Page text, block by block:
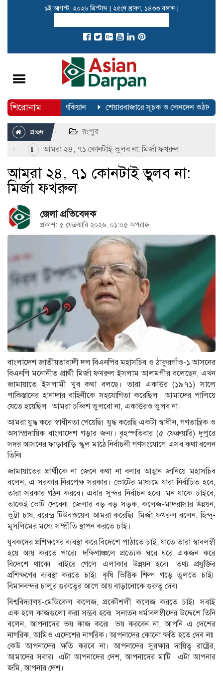
৯ই আগস্ট, ২০২৬ খ্রিস্টাব্দ | ২৫শে শ্রাবণ, ১৪৩৩ বঙ্গাব্দ |
Toggle
শিরোনাম
সময়: পেজেশকিয়ান শেয়ারবাজারে সূচক ও লেনদেন ওঠানামা
প্রচ্ছদ
রংপুর
আমরা ২৪, ৭১ কোনটাই ভুলব না: মির্জা ফখরুল
আমরা ২৪, ৭১ কোনটাই ভুলব না:
মির্জা ফখরুল
জেলা প্রতিবেদক
প্রকাশ: ৫ ফেব্রুয়ারি ২০২৬, ০১:০৫ অপরাহ্ন
বাংলাদেশ জাতীয়তাবাদী দল বিএনপির মহাসচিব ও ঠাকুরগাঁও-১ আসনের
বিএনপি মনোনীত প্রার্থী মির্জা ফখরুল ইসলাম আলমগীর বলেছেন, এখন
জামায়াতে ইসলামী খুব কথা বলছে। তারা একাত্তর (১৯৭১) সালে
পাকিস্তানের হানাদার বাহিনীকে সহযোগিতা করেছিল। আমাদের পালিয়ে
যেতে হয়েছিল। আমরা চব্বিশ ভুলবো না, একাত্তরও ভুলব না।
আমরা যুদ্ধ করে স্বাধীনতা পেয়েছি৷ যুদ্ধ করেছি একটা স্বাধীন, গণতান্ত্রিক ও
অসাম্প্রদায়িক বাংলাদেশ গড়ার জন্য। বৃহস্পতিবার (৫ ফেব্রুয়ারি) দুপুরে
সদর আসনের ফাড়াবাড়ি স্কুল মাঠে নির্বাচনী গণসংযোগে এসব কথা বলেন
তিনি৷
জামায়াতের প্রার্থীকে না জেনে কথা না বলার আহ্বান জানিয়ে মহাসচিব
বলেন, এ সরকার নিরপেক্ষ সরকার। ভোটের মাধ্যমে যারা নির্বাচিত হবে,
তারা সরকার গঠন করবে। এবার সুন্দর নির্বাচন হবে৷ মন যাকে চাইবে,
তাকেই ভোট দেবেন৷ জেলার বড় বড় সড়ক, কলেজ-মাদরাসার উন্নয়ন,
ভুট্টা চাষ, বরেন্দ্র টিউবওয়েল আমরা করেছি৷ মির্জা ফখরুল বলেন, হিন্দু-
মুসলিমের মধ্যে সম্প্রীতি স্থাপন করতে চাই।
যুবকদের প্রশিক্ষণের ব্যবস্থা করে বিদেশে পাঠাতে চাই, যাতে তারা স্বাবলম্বী
হয়ে আয় করতে পারে৷ দক্ষিণাঞ্চলে প্রত্যেক ঘরে ঘরে একজন করে
বিদেশে থাকে৷ বাইরে গেলে এলাকার উন্নয়ন হবে৷ তথ্য প্রযুক্তির
প্রশিক্ষণের ব্যবস্থা করতে চাই৷ কৃষি ভিত্তিক শিল্প গড়ে তুলতে চাই৷
বিমানবন্দর চালুর গুরুত্বের আগে আয় বাড়ানোকে গুরুত্ব দেব৷
বিশ্ববিদ্যালয়-মেডিকেল কলেজ, প্রকৌশলী কলেজ করতে চাই৷ সবাই
এক হলে কাজগুলো করা সম্ভব হবে৷ সনাতন ধর্মাবলম্বীদের উদ্দেশে তিনি
বলেন, আপনাদের ভয় কাজ করে৷ ভয় করবেন না, আপনি এ দেশের
নাগরিক, আমিও এদেশের নাগরিক। আপনাদের কোনো ক্ষতি হতে দেব না৷
কেউ আপনাদের ক্ষতি করবে না। আপনাদের সুরক্ষার দায়িত্ব রাষ্ট্রের,
আমাদের সবার৷ এটা আপনাদের দেশ, আপনাদের মাটি। এটা আপনার
জমি, আপনার দেশ।